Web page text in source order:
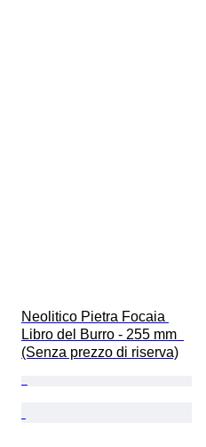
Neolitico Pietra Focaia
Libro del Burro - 255 mm
(Senza prezzo di riserva)